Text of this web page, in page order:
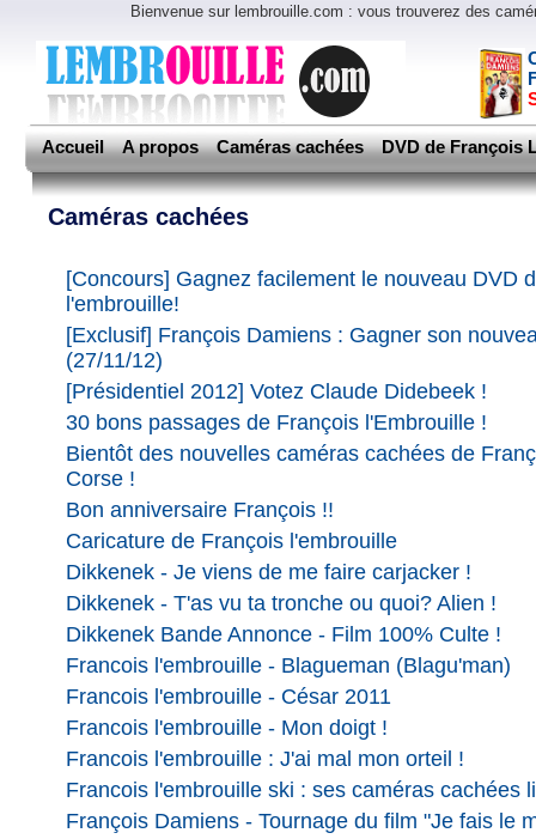
Bienvenue sur lembrouille.com : vous trouverez des
Accueil A propos Caméras cachées DVD de François
Caméras cachées
[Concours] Gagnez facilement le nouveau DVD
l'embrouille!
[Exclusif] François Damiens : Gagner son
(27/11/12)
[Présidentiel 2012] Votez Claude Didebeek !
30 bons passages de François l'Embrouille !
Bientôt des nouvelles caméras cachées de
Corse !
Bon anniversaire François !!
Caricature de François l'embrouille
Dikkenek - Je viens de me faire carjacker !
Dikkenek - T'as vu ta tronche ou quoi? Alien !
Dikkenek Bande Annonce - Film 100% Culte !
Francois l'embrouille - Blagueman (Blagu'man)
Francois l'embrouille - César 2011
Francois l'embrouille - Mon doigt !
Francois l'embrouille : J'ai mal mon orteil !
Francois l'embrouille ski : ses caméras cachées
François Damiens - Tournage du film "Je fais le